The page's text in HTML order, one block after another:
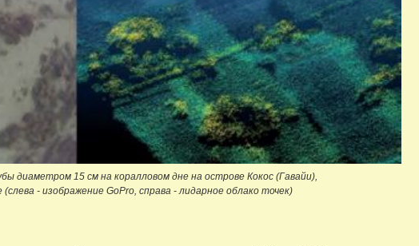
диаметром 15 см на коралловом дне на острове Кокос (Гавайи),
(слева - изображение GoPro, справа - лидарное облако точек)